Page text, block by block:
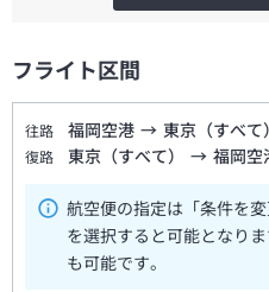
フライト区間
往路 福岡空港 → 東京（すべて）
復路 東京（すべて） → 福岡空
航空便の指定は「条件を
を選択すると可能となり
も可能です。